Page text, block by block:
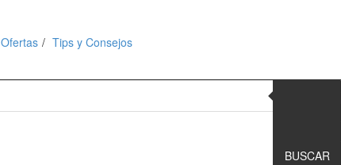
Ofertas Tips y Consejos
BUSCAR